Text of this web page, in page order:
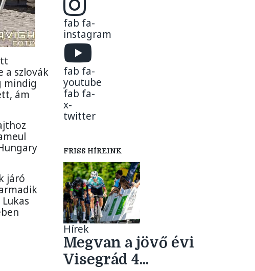
a szlovák
mindig
ám
járó
fab fa-
instagram
fab fa-
youtube
fab fa-
x-
twitter
FRISS HÍREINK
Hírek
Megvan a jövő évi
Visegrád 4...